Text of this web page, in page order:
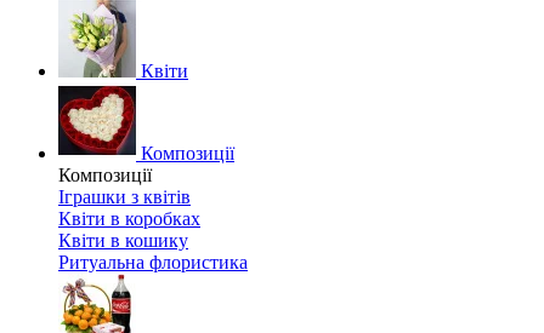
Квіти
Композиції
Композиції
Іграшки з квітів
Квіти в коробках
Квіти в кошику
Ритуальна флористика